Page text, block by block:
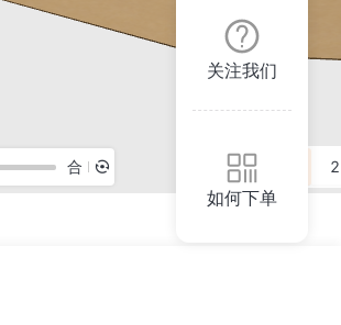
合
关注我们
如何下单